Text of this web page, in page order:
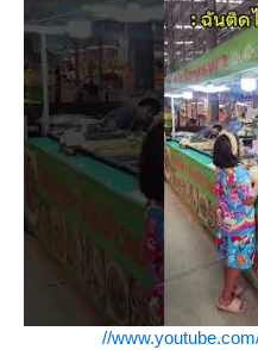
//